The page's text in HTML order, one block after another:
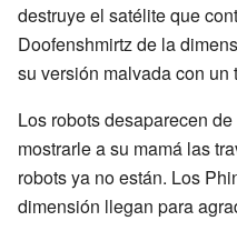
destruye el satélite que
Doofenshmirtz de la
su versión malvada con un
Los robots desaparecen
mostrarle a su mamá las
robots ya no están. Los
dimensión llegan para